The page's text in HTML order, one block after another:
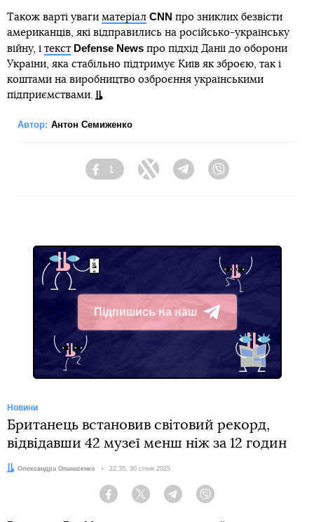
Також варті уваги матеріал СNN про зниклих безвісти
американців, які відправились на російсько-українську
війну, і текст Defense News про підхід Данії до оборони
України, яка стабільно підтримує Київ як зброєю, так і
коштами на виробництво озброєння українськими
підприємствами.
Автор: Антон Семиженко
Facebook
1
Twitter Telegram
Підпишись на наш
Telegram
Новини
Британець встановив світовий рекорд,
відвідавши 42 музеї менш ніж за 12 годин
Автор:
Олександра Опанасенко Дата:
22:35, 30 січня 2025
Facebook Twitter Telegram